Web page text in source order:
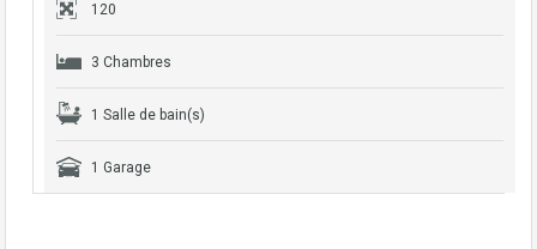
120
3 Chambres
1 Salle de bain(s)
1 Garage